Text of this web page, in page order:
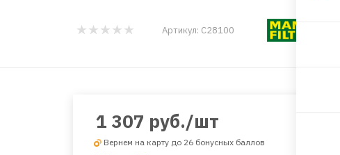
Артикул: C28100
1 307 руб./шт
Вернем на карту до 26 бонусных баллов